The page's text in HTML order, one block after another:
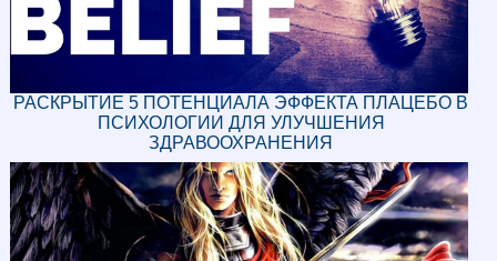
РАСКРЫТИЕ 5 ПОТЕНЦИАЛА ЭФФЕКТА ПЛАЦЕБО В
ПСИХОЛОГИИ ДЛЯ УЛУЧШЕНИЯ
ЗДРАВООХРАНЕНИЯ